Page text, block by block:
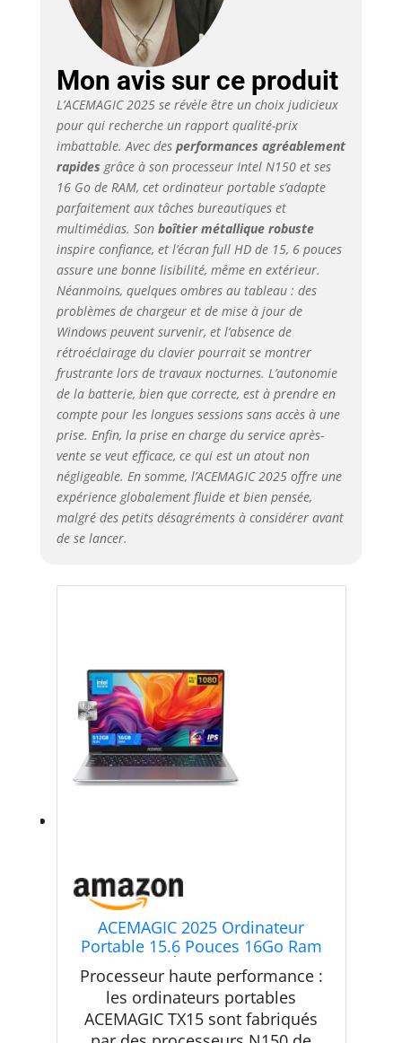
Mon avis sur ce produit
L’ACEMAGIC 2025 se révèle être un choix judicieux
pour qui recherche un rapport qualité-prix
imbattable. Avec des performances agréablement
rapides grâce à son processeur Intel N150 et ses
16 Go de RAM, cet ordinateur portable s’adapte
parfaitement aux tâches bureautiques et
multimédias. Son boîtier métallique robuste
inspire confiance, et l’écran full HD de 15, 6 pouces
assure une bonne lisibilité, même en extérieur.
Néanmoins, quelques ombres au tableau : des
problèmes de chargeur et de mise à jour de
Windows peuvent survenir, et l’absence de
rétroéclairage du clavier pourrait se montrer
frustrante lors de travaux nocturnes. L’autonomie
de la batterie, bien que correcte, est à prendre en
compte pour les longues sessions sans accès à une
prise. Enfin, la prise en charge du service après-
vente se veut efficace, ce qui est un atout non
négligeable. En somme, l’ACEMAGIC 2025 offre une
expérience globalement fluide et bien pensée,
malgré des petits désagréments à considérer avant
de se lancer.
ACEMAGIC 2025 Ordinateur
Portable 15.6 Pouces 16Go Ram
512Go SSD Étendre à 2TB DDR4
3200Mhz Boîtier
Métallique,USB3.2 * 3,BT5.0,Type
C,WiFi,HDMI,5000Mah,PC
Processeur haute performance :
les ordinateurs portables
ACEMAGIC TX15 sont fabriqués